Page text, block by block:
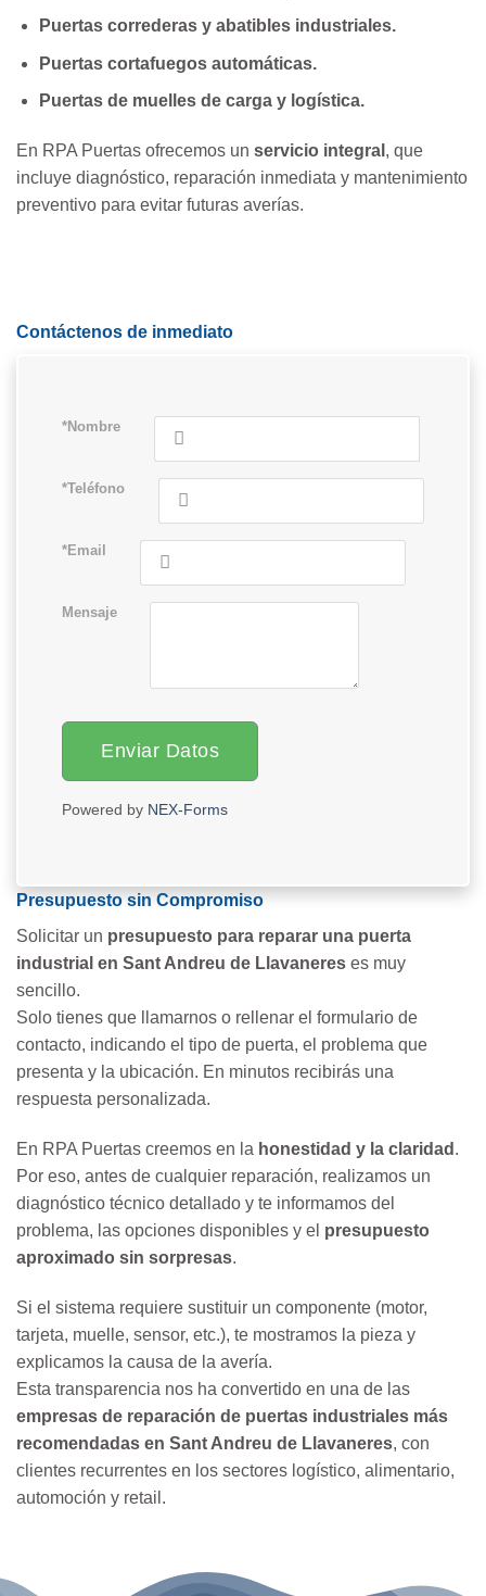
Puertas correderas y abatibles industriales.
Puertas cortafuegos automáticas.
Puertas de muelles de carga y logística.
En RPA Puertas ofrecemos un servicio integral , que
incluye diagnóstico, reparación inmediata y mantenimiento
preventivo para evitar futuras averías.
Contáctenos de inmediato
*Nombre
*Teléfono
*Email
Mensaje
Enviar Datos
Powered by NEX-Forms
Presupuesto sin Compromiso
Solicitar un presupuesto para reparar una puerta
industrial en Sant Andreu de Llavaneres es muy
sencillo.
Solo tienes que llamarnos o rellenar el formulario de
contacto, indicando el tipo de puerta, el problema que
presenta y la ubicación. En minutos recibirás una
respuesta personalizada.
En RPA Puertas creemos en la honestidad y la claridad .
Por eso, antes de cualquier reparación, realizamos un
diagnóstico técnico detallado y te informamos del
problema, las opciones disponibles y el presupuesto
aproximado sin sorpresas.
Si el sistema requiere sustituir un componente (motor,
tarjeta, muelle, sensor, etc.), te mostramos la pieza y
explicamos la causa de la avería.
Esta transparencia nos ha convertido en una de las
empresas de reparación de puertas industriales más
recomendadas en Sant Andreu de Llavaneres, con
clientes recurrentes en los sectores logístico, alimentario,
automoción y retail.